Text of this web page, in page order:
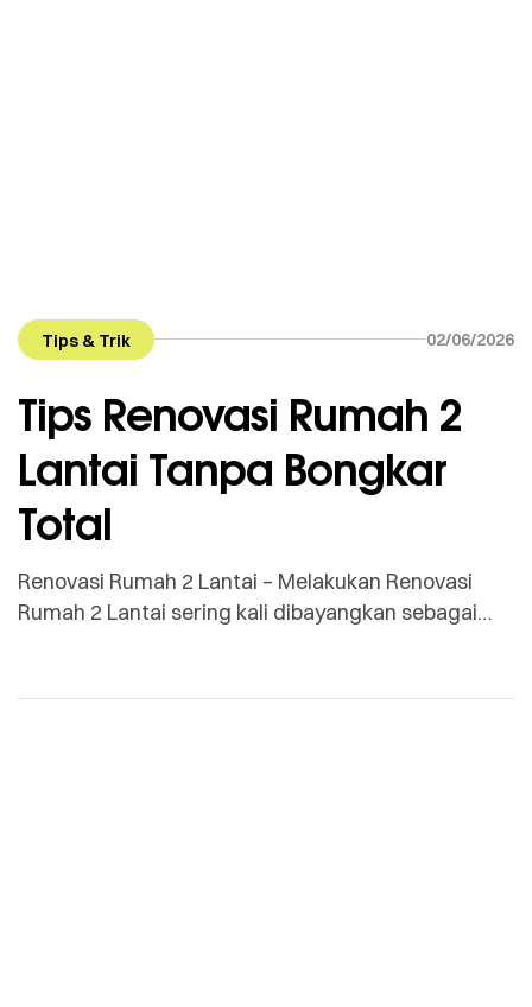
Tips & Trik 02/06/2026
Tips Renovasi Rumah 2
Lantai Tanpa Bongkar
Total
Renovasi Rumah 2 Lantai – Melakukan Renovasi
Rumah 2 Lantai sering kali dibayangkan sebagai
sangat besar karena harus membongkar seluruh